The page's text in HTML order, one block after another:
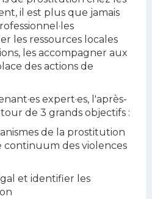
il est plus que jamais
les ressources locales
les accompagner aux
des actions de
expert·es, l'après-
de 3 grands objectifs :
de la prostitution
continuum des violences
et identifier les